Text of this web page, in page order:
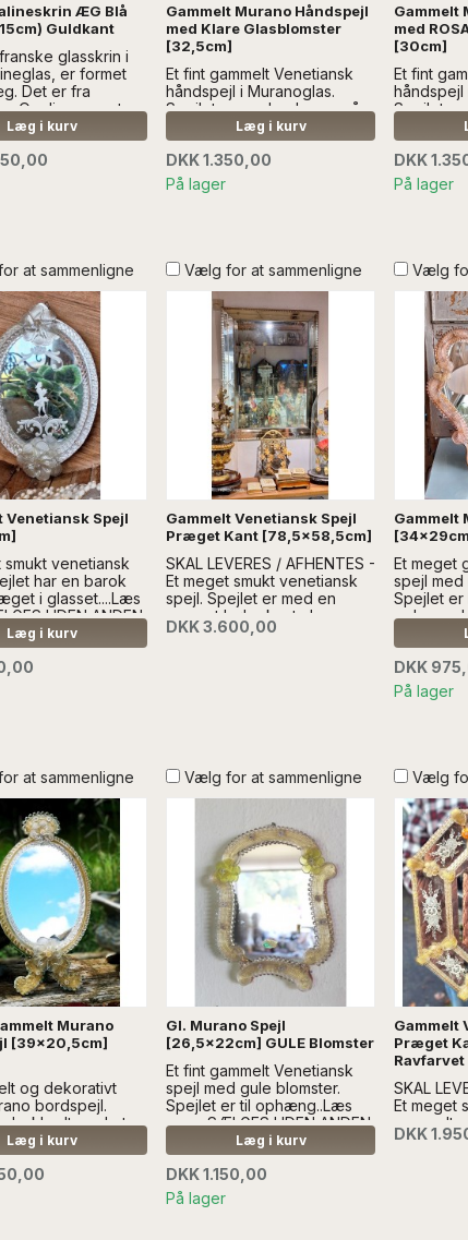
ÆG Blå
Guldkant
glasskrin i
er formet
Det er fra
Opalineægget
guld-kant...Læs
UDEN ANDEN
Læg i kurv
Gammelt Murano Håndspejl
med Klare Glasblomster
[32,5cm]
Et fint gammelt Venetiansk
håndspejl i Muranoglas.
Spejlet er med ophæng på
bagsiden. ..Læs mere
SÆLGES UDEN ANDEN
DEKORATION
Læg i kurv
DKK 1.350,00
På lager
Gammelt
med
[30cm]
Et fint
håndspejl
Spejlet
SÆLGES
DKK
På lager
at sammenligne
Venetiansk Spejl
smukt venetiansk
har en barok
i glasset....Læs
UDEN ANDEN
Læg i kurv
Vælg for at sammenligne
Gammelt Venetiansk Spejl
Præget Kant [78,5x58,5cm]
SKAL LEVERES / AFHENTES -
Et meget smukt venetiansk
spejl. Spejlet er med en
præget bølgekant....Læs
mere SÆLGES UDEN ANDEN
AFHENTES. Kontakt: info@froekenanker.dk
DKK 3.600,00
Vælg
Gammelt
Et meget
spejl med
Spejlet er
UDEN
DKK
På lager
at sammenligne
Murano
[39x20,5cm]
og dekorativt
bordspejl.
beklædt med et
velourbånd....Læs
UDEN
Læg i kurv
Vælg for at sammenligne
Gl. Murano Spejl
[26,5x22cm] GULE Blomster
Et fint gammelt Venetiansk
spejl med gule blomster.
Spejlet er til ophæng..Læs
mere SÆLGES UDEN ANDEN
DEKORATIONLæg i kurv
DKK 1.150,00
På lager
Vælg
Gammelt
Præget
SKAL
Et meget
gammelt
Spejlet er
DKK